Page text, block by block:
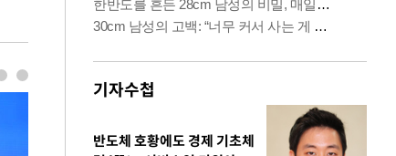
기자수첩
반도체 호황에도 경제 기초체